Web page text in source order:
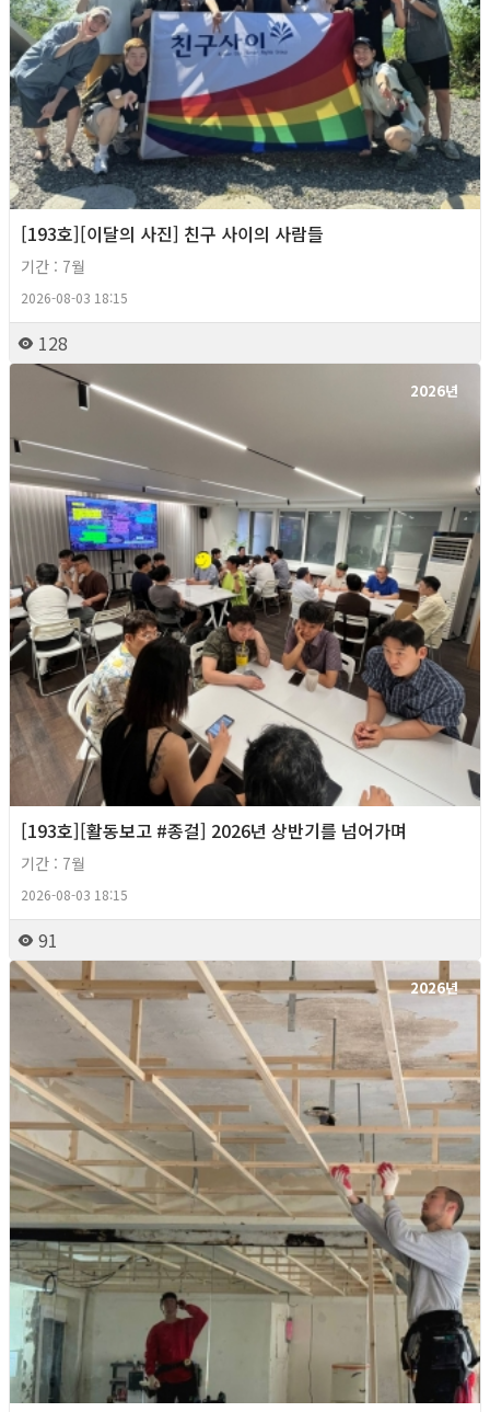
[193호][이달의 사진] 친구 사이의 사람들
기간 : 7월
2026-08-03 18:15
128
2026년
[193호][활동보고 #종걸] 2026년 상반기를 넘어가며
기간 : 7월
2026-08-03 18:15
91
2026년